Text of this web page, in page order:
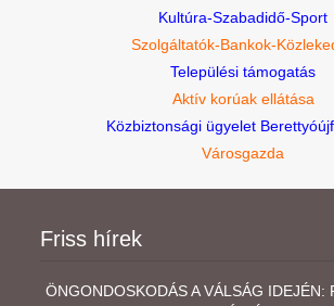
Kultúra-Szabadidő-Sport
Szolgáltatók-Bankok-
Települési támogatás
Aktív korúak ellátása
Közbiztonsági ügyelet
Városgazda
Friss hírek
ÖNGONDOSKODÁS A VÁLSÁG IDEJÉN: